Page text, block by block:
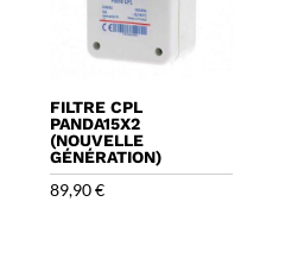
FILTRE CPL
PANDA15X2
(NOUVELLE
GÉNÉRATION)
89,90€